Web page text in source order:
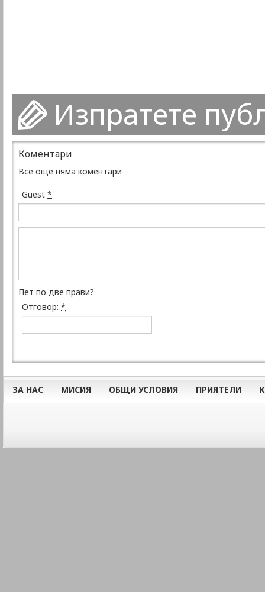
Изпратете
Коментари
Все още няма коментари
Guest *
Пет по две прави?
Отговор: *
ЗА НАС МИСИЯ ОБЩИ УСЛОВИЯ ПРИЯТЕЛИ